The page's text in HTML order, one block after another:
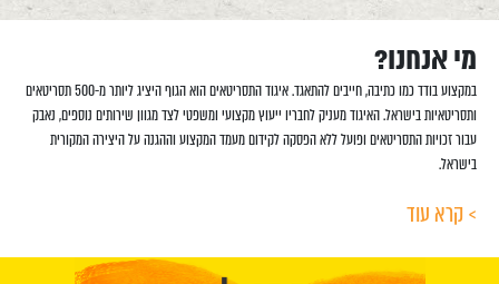
מי אנחנו?
במקצוע בודד כמו כתיבה, חייבים להתאגד. איגוד התסריטאים הוא הגוף היציג ליותר מ-500 תסריטאים
ותסריטאיות בישראל. האיגוד מעניק לחבריו ייעוץ מקצועי ומשפטי לצד מגוון שירותים נוספים, נאבק
עבור זכויות התסריטאים ופועל ללא הפסקה לקידום מעמד המקצוע וההגנה על היצירה המקורית
בישראל.
> קרא עוד